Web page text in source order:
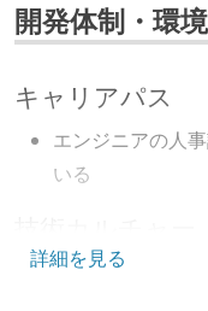
開発体制・環境
キャリアパス
エンジニアの人
いる
CTO またはそれ
詳細を見る